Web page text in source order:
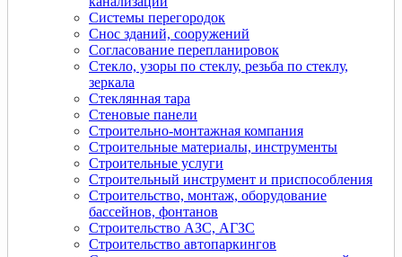
Системы перегородок
Снос зданий, сооружений
Согласование перепланировок
Стекло, узоры по стеклу, резьба по стеклу,
зеркала
Стеклянная тара
Стеновые панели
Строительно-монтажная компания
Строительные материалы, инструменты
Строительные услуги
Строительный инструмент и приспособления
Строительство, монтаж, оборудование
бассейнов, фонтанов
Строительство АЗС, АГЗС
Строительство автопаркингов